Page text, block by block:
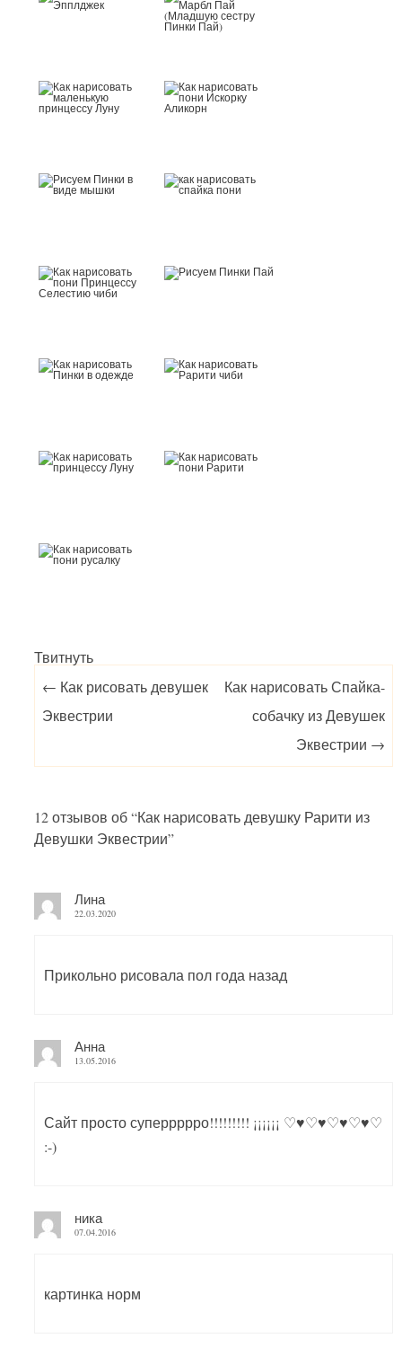
Твитнуть
Post navigation
← Как рисовать девушек
Эквестрии
Как нарисовать Спайка-
собачку из Девушек
Эквестрии →
12 отзывов об “Как нарисовать девушку Рарити из
Девушки Эквестрии”
Лина
22.03.2020
Прикольно рисовала пол года назад
Анна
13.05.2016
Сайт просто суперрррро!!!!!!!!! ¡¡¡¡¡¡ ♡♥♡♥♡♥♡♥♡
:-)
ника
07.04.2016
картинка норм